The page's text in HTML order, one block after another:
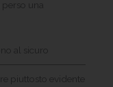
perso una
al sicuro
piuttosto evidente